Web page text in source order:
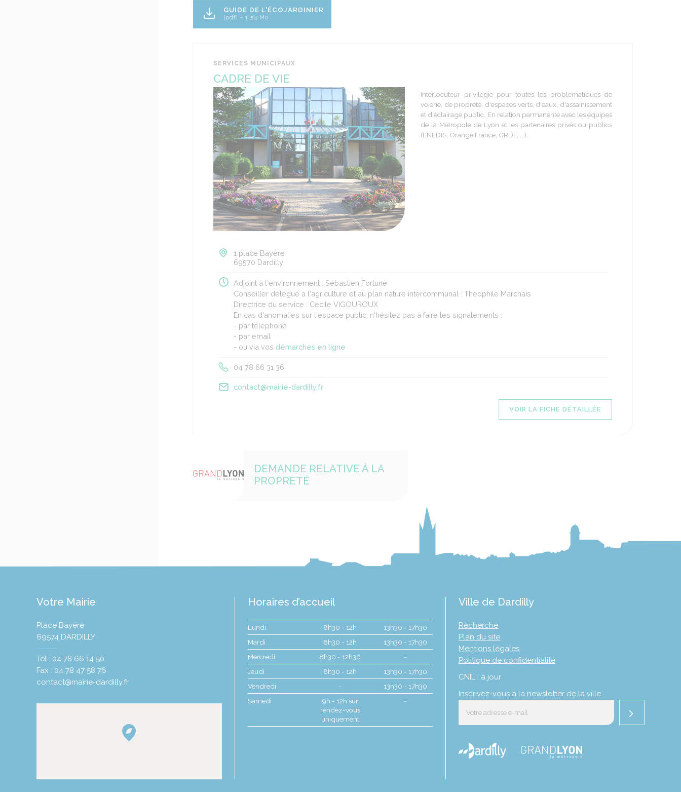
GUIDE DE L'ÉCOJARDINIER
[pdf] - 1.54 Mo
SERVICES MUNICIPAUX
CADRE DE VIE
Interlocuteur privilégié pour toutes les problématiques de
voierie, de propreté, d'espaces verts, d'eaux, d'assainissement
et d'éclairage public. En relation permanente avec les équipes
de la Métropole de Lyon et les partenaires privés ou publics
(ENEDIS, Orange France, GRDF, ...).
1 place Bayère
69570 Dardilly
Adjoint à l'environnement : Sébastien Fortuné
Conseiller délégué à l'agriculture et au plan nature intercommunal : Théophile Marchais
Directrice du service : Cécile VIGOUROUX
En cas d'anomalies sur l'espace public, n'hésitez pas à faire les signalements :
- par téléphone
- par email
- ou via vos démarches en ligne
04 78 66 31 36
contact@mairie-dardilly.fr
VOIR LA FICHE DÉTAILLÉE
DEMANDE RELATIVE À LA
PROPRETÉ
Votre Mairie
Place Bayère
69574 DARDILLY
Tél : 04 78 66 14 50
Fax : 04 78 47 58 76
contact@mairie-dardilly.fr
Horaires d’accueil
Lundi 8h30 - 12h
13h30 - 17h30
Mardi
8h30 - 12h
13h30 - 17h30
Mercredi
8h30 - 12h30
-
Jeudi
8h30 - 12h
13h30 - 17h30
Vendredi
-
13h30 - 17h30
Samedi
9h - 12h sur
rendez-vous
uniquement
-
Ville de Dardilly
Recherche
Plan du site
Mentions légales
Politique de confidentialité
CNIL : à jour
Inscrivez-vous à la newsletter de la ville